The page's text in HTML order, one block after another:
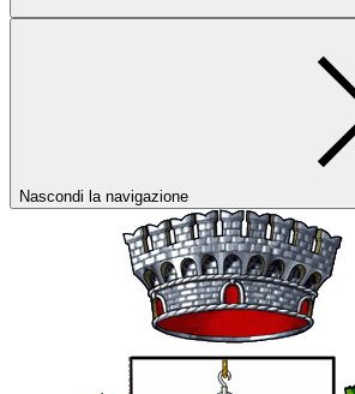
Nascondi la navigazione